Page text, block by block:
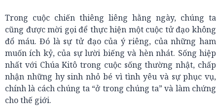
Trong cuộc chiến thiêng liêng hằng ngày, chúng ta
cũng được mời gọi để thực hiện một cuộc tử đạo không
đổ máu. Đó là sự tử đạo của ý riêng, của những ham
muốn ích kỷ, của sự lười biếng và hèn nhát. Sống hiệp
nhất với Chúa Kitô trong cuộc sống thường nhật, chấp
nhận những hy sinh nhỏ bé vì tình yêu và sự phục vụ,
chính là cách chúng ta “ở trong chúng ta” và làm chứng
cho thế giới.